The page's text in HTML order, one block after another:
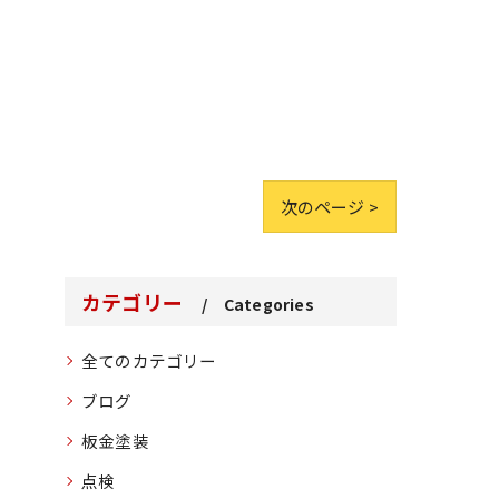
次のページ >
カテゴリー Categories
全てのカテゴリー
ブログ
板金塗装
点検